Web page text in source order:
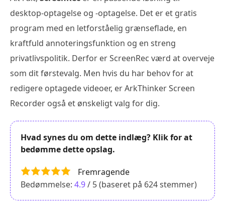
desktop-optagelse og -optagelse. Det er et gratis
program med en letforståelig grænseflade, en
kraftfuld annoteringsfunktion og en streng
privatlivspolitik. Derfor er ScreenRec værd at overveje
som dit førstevalg. Men hvis du har behov for at
redigere optagede videoer, er ArkThinker Screen
Recorder også et ønskeligt valg for dig.
Hvad synes du om dette indlæg? Klik for at
bedømme dette opslag.
Fremragende
Bedømmelse: 4.9/ 5 (baseret på 624stemmer)